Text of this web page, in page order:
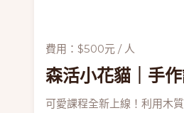
費用：$500元 / 人
森活小花貓 ｜手
可愛課程全新上線！利用木